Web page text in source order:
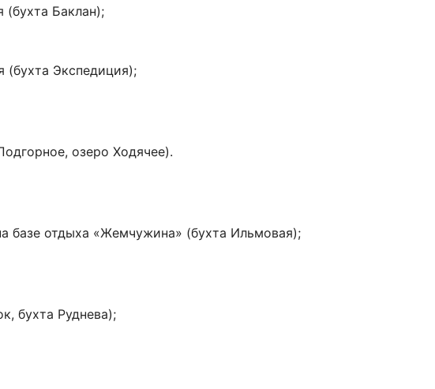
(бухта Баклан);
(бухта Экспедиция);
озеро Ходячее).
базе отдыха «Жемчужина» (бухта Ильмовая);
бухта Руднева);